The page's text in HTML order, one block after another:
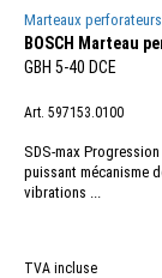
Marteaux perforateurs
BOSCH Marteau
GBH 5-40 DCE
Art. 597153.0100
SDS-max
puissant mécanisme
vibrations ...
TVA incluse